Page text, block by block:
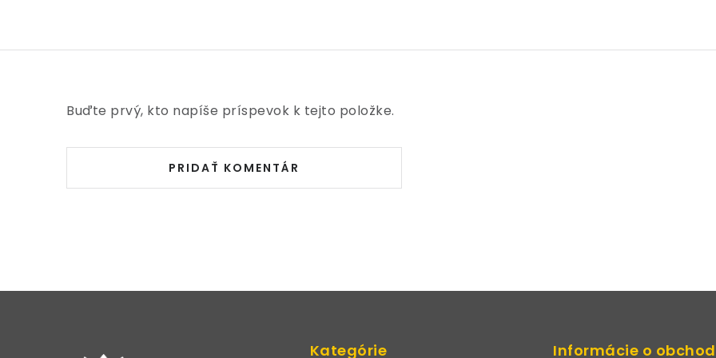
Buďte prvý, kto napíše príspevok k tejto položke.
PRIDAŤ KOMENTÁR
Kategórie Informácie o